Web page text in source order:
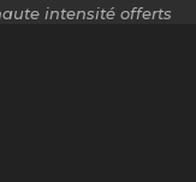
intensité offerts